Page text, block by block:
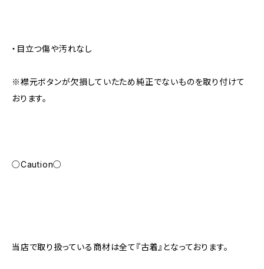
・目立つ傷や汚れなし
※襟元ボタンが欠損していたため純正でないものを取り付けて
おります。
○Caution○
当店で取り扱っている商材は全て『古着』となっております。